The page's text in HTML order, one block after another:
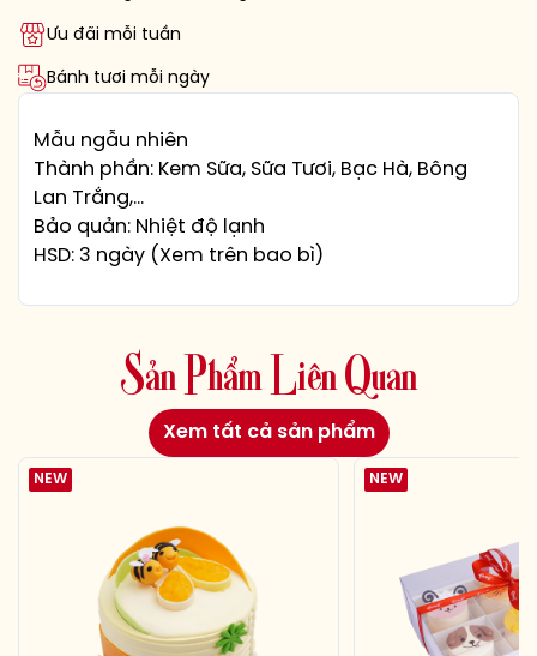
Ưu đãi mỗi tuần
Bánh tươi mỗi ngày
Mẫu ngẫu nhiên
Thành phần: Kem Sữa, Sữa Tươi, Bạc Hà, Bông
Lan Trắng,…
Bảo quản: Nhiệt độ lạnh
HSD: 3 ngày (Xem trên bao bì)
Sản Phẩm Liên Quan
Xem tất cả sản phẩm
NEW NEW